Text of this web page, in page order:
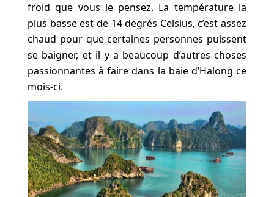
froid que vous le pensez. La température la
plus basse est de 14 degrés Celsius, c’est assez
chaud pour que certaines personnes puissent
se baigner, et il y a beaucoup d’autres choses
passionnantes à faire dans la baie d’Halong ce
mois-ci.